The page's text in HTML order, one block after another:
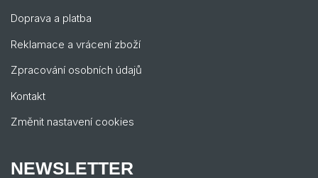
Doprava a platba
Reklamace a vrácení zboží
Zpracování osobních údajů
Kontakt
Změnit nastavení cookies
NEWSLETTER